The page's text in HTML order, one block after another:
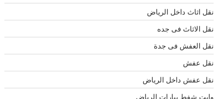
نقل اثاث داخل الرياض
نقل الاثاث فى جده
نقل العفش فى جدة
نقل عفش
نقل عفش داخل الرياض
وايت شفط بيارات الرياض